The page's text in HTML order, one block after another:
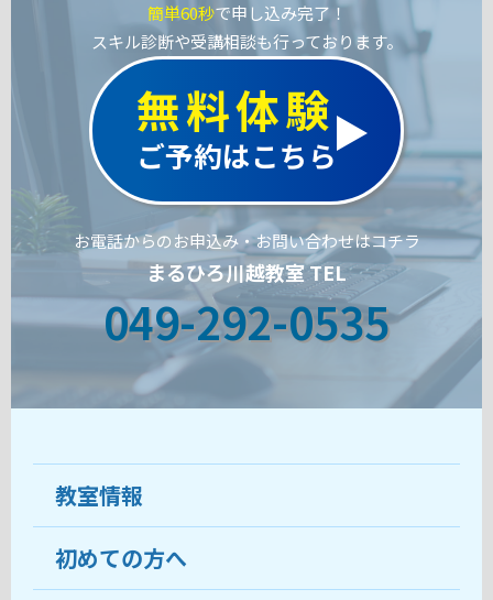
簡単60秒で申し込み完了！
スキル診断や受講相談も行っております。
無料体験
ご予約はこちら
お電話からのお申込み・お問い合わせはコチラ
まるひろ川越教室 TEL
049-292-0535
教室情報
教室について
初めての方へ